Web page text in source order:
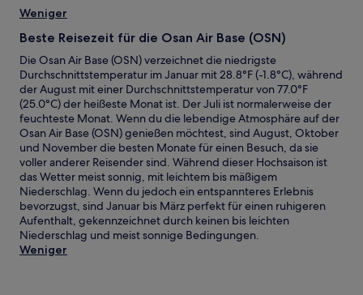
Weniger
Beste Reisezeit für die Osan Air Base (OSN)
Die Osan Air Base (OSN) verzeichnet die niedrigste
Durchschnittstemperatur im Januar mit 28.8°F (-1.8°C), während
der August mit einer Durchschnittstemperatur von 77.0°F
(25.0°C) der heißeste Monat ist. Der Juli ist normalerweise der
feuchteste Monat. Wenn du die lebendige Atmosphäre auf der
Osan Air Base (OSN) genießen möchtest, sind August, Oktober
und November die besten Monate für einen Besuch, da sie
voller anderer Reisender sind. Während dieser Hochsaison ist
das Wetter meist sonnig, mit leichtem bis mäßigem
Niederschlag. Wenn du jedoch ein entspannteres Erlebnis
bevorzugst, sind Januar bis März perfekt für einen ruhigeren
Aufenthalt, gekennzeichnet durch keinen bis leichten
Niederschlag und meist sonnige Bedingungen.
Weniger